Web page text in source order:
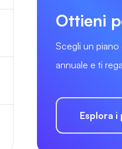
Ottieni
Scegli un piano
annuale e ti
Esplora i